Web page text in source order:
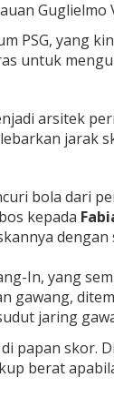
Guglielmo
PSG, yang
untuk
arsitek
jarak
bola dari
kepada
dengan
In, yang
gawang,
jaring
papan skor.
berat